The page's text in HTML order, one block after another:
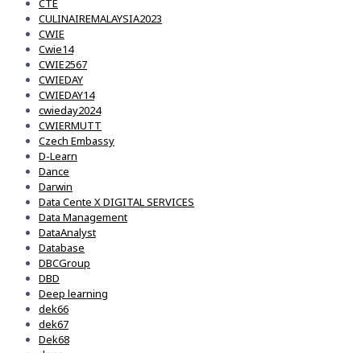
CTE
CULINAIREMALAYSIA2023
CWIE
Cwie14
CWIE2567
CWIEDAY
CWIEDAY14
cwieday2024
CWIERMUTT
Czech Embassy
D-Learn
Dance
Darwin
Data Cente X DIGITAL SERVICES
Data Management
DataAnalyst
Database
DBCGroup
DBD
Deep learning
dek66
dek67
Dek68